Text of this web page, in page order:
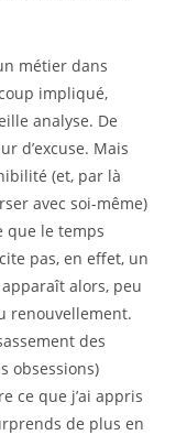
métier dans
impliqué,
analyse. De
d’excuse. Mais
(et, par là
avec soi-même)
que le temps
pas, en effet, un
alors, peu
renouvellement.
des
obsessions)
ce que j’ai appris
de plus en